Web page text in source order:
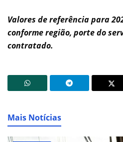
Valores de referência para
conforme região, porte do
contratado.
Mais Notícias